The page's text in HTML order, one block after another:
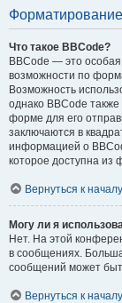
Что такое BBCode?
BBCode — это
возможности по
Возможность
однако BBCode
форме для его
заключаются в
информацией о
которое доступна
Вернуться к началу
Могу ли я
Нет. На этой
в сообщениях.
сообщений может
Вернуться к началу